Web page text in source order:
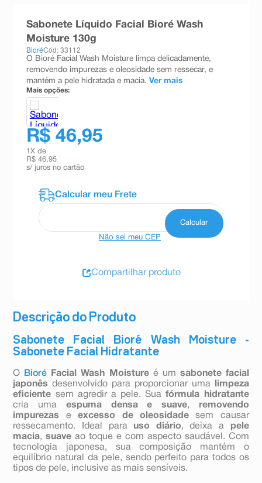
Descrição do Produto
Sabonete Facial Bioré Wash Moisture -
Sabonete Facial Hidratante
O Bioré Facial Wash Moistureé um sabonete facial
japonês desenvolvido para proporcionar uma
limpeza
eficiente sem agredir a pele. Suafórmula hidratante
cria uma espuma densa e suave, removendo
impurezas eexcesso de oleosidadesem causar
ressecamento. Ideal para uso diário, deixa a pele
macia,suave ao toque e com aspecto saudável. Com
tecnologia japonesa, sua composição mantém o
equilíbrio natural da pele, sendo perfeito para todos os
tipos de pele, inclusive as mais sensíveis.
Sabonete Líquido Facial Bioré Wash
Moisture 130g
BioréCód: 33112
O Bioré Facial Wash Moisture limpa delicadamente,
removendo impurezas e oleosidade sem ressecar, e
mantém a pele hidratada e macia. Ver mais
Mais opções:
R$ 46,95
1 X de
R$ 46,95
s/ juros no cartão
Não sei meu CEP
Compartilhar produto
esmalte
ºabsorvente